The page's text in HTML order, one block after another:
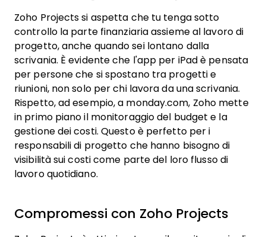
Zoho Projects si aspetta che tu tenga sotto
controllo la parte finanziaria assieme al lavoro di
progetto, anche quando sei lontano dalla
scrivania. È evidente che l'app per iPad è pensata
per persone che si spostano tra progetti e
riunioni, non solo per chi lavora da una scrivania.
Rispetto, ad esempio, a monday.com, Zoho mette
in primo piano il monitoraggio del budget e la
gestione dei costi. Questo è perfetto per i
responsabili di progetto che hanno bisogno di
visibilità sui costi come parte del loro flusso di
lavoro quotidiano.
Compromessi con Zoho Projects